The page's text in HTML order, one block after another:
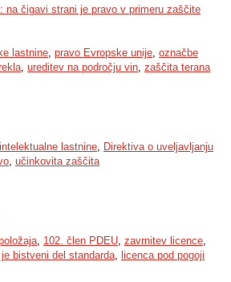
na čigavi strani je pravo v primeru zaščite
lastnine, pravo Evropske unije, označbe
, ureditev na področju vin, zaščita terana
lastnine, Direktiva o uveljavljanju
, učinkovita zaščita
, 102. člen PDEU, zavrnitev licence,
je bistveni del standarda, licenca pod pogoji